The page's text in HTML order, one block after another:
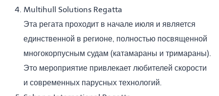
Multihull Solutions Regatta
Эта регата проходит в начале июля и является
единственной в регионе, полностью посвященной
многокорпусным судам (катамараны и тримараны).
Это мероприятие привлекает любителей скорости
и современных парусных технологий.